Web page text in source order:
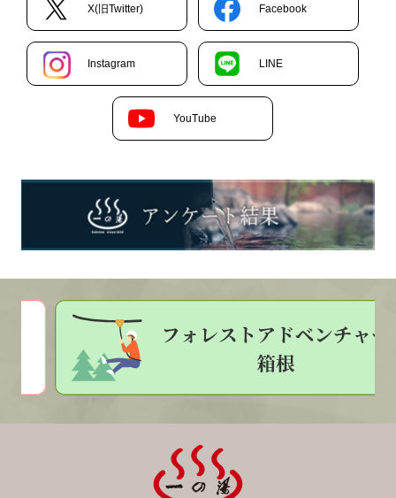
X(旧Twitter) Facebook
Instagram LINE
YouTube